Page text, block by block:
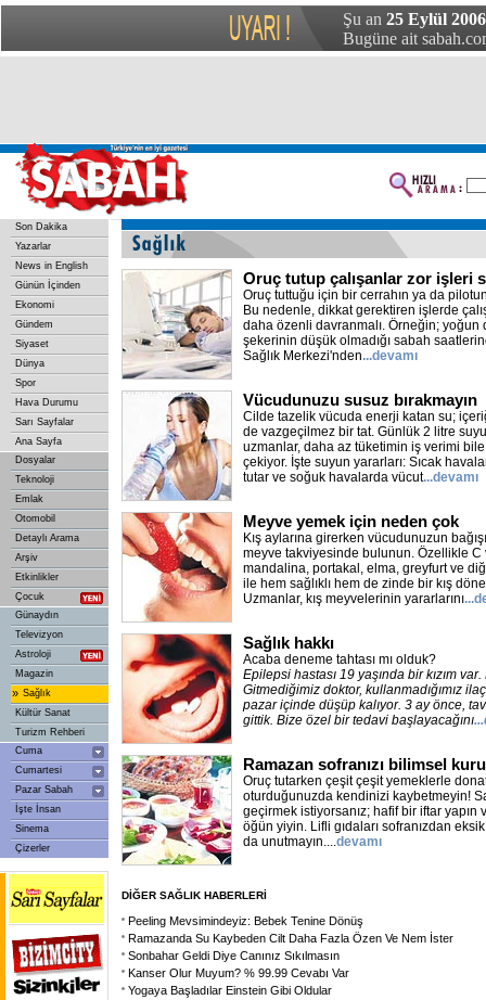
Şu an 25 Eylül
Bugüne ait
Son Dakika
Yazarlar
News in English
Günün İçinden
Ekonomi
Gündem
Siyaset
Dünya
Spor
Hava Durumu
Sarı Sayfalar
Ana Sayfa
Dosyalar
Teknoloji
Emlak
Otomobil
Detaylı Arama
Arşiv
Etkinlikler
Çocuk
Günaydın
Televizyon
Astroloji
Magazin
» Sağlık
Kültür Sanat
Turizm Rehberi
Cuma
Cumartesi
Pazar Sabah
İşte İnsan
Sinema
Çizerler
Oruç tutup çalışanlar zor işleri
Oruç tuttuğu için bir cerrahın ya da
Bu nedenle, dikkat gerektiren işlerde
daha özenli davranmalı. Örneğin; yoğun
şekerinin düşük olmadığı sabah
Sağlık Merkezi'nden...devamı
Vücudunuzu susuz bırakmayın
Cilde tazelik vücuda enerji katan su;
de vazgeçilmez bir tat. Günlük 2 litre
uzmanlar, daha az tüketimin iş verimi
çekiyor. İşte suyun yararları: Sıcak
tutar ve soğuk havalarda vücut...devamı
Meyve yemek için neden çok
Kış aylarına girerken vücudunuzun
meyve takviyesinde bulunun. Özellikle C
mandalina, portakal, elma, greyfurt ve
ile hem sağlıklı hem de zinde bir kış
Uzmanlar, kış meyvelerinin yararlarını
Sağlık hakkı
Acaba deneme tahtası mı olduk?
Epilepsi hastası 19 yaşında bir kızım
Gitmediğimiz doktor, kullanmadığımız
pazar içinde düşüp kalıyor. 3 ay önce,
gittik. Bize özel bir tedavi başlayacağını
Ramazan sofranızı bilimsel
Oruç tutarken çeşit çeşit yemeklerle
oturduğunuzda kendinizi kaybetmeyin!
geçirmek istiyorsanız; hafif bir iftar yapın
öğün yiyin. Lifli gıdaları sofranızdan
da unutmayın....devamı
DİĞER SAĞLIK HABERLERİ
Peeling Mevsimindeyiz: Bebek Tenine Dönüş
Ramazanda Su Kaybeden Cilt Daha Fazla Özen Ve Nem İster
Sonbahar Geldi Diye Canınız Sıkılmasın
Kanser Olur Muyum? % 99.99 Cevabı Var
Yogaya Başladılar Einstein Gibi Oldular